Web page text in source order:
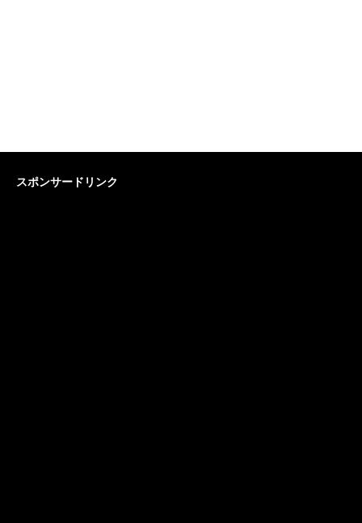
スポンサードリンク